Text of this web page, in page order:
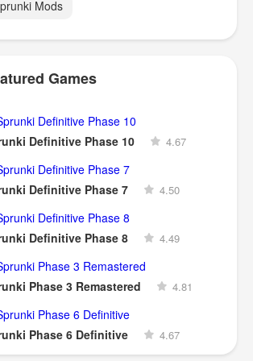
Mods
Games
Definitive Phase 10 4.67
Definitive Phase 7 4.50
Definitive Phase 8 4.49
Phase 3 Remastered 4.81
Phase 6 Definitive 4.67